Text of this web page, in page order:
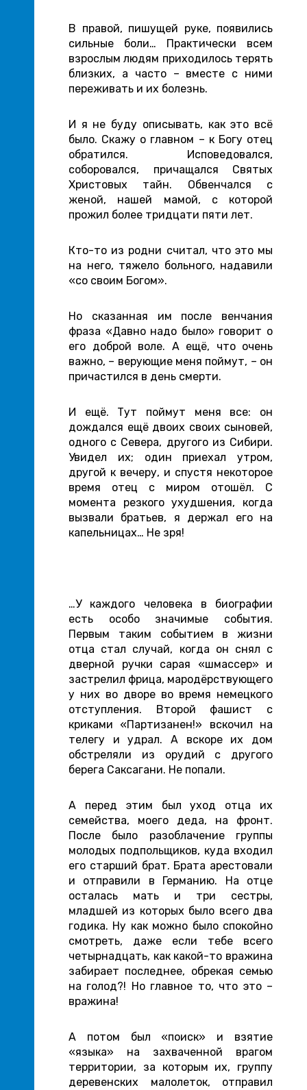
В правой, пишущей руке, появились
сильные боли… Практически всем
взрослым людям приходилось терять
близких, а часто – вместе с ними
переживать и их болезнь.
И я не буду описывать, как это всё
было. Скажу о главном – к Богу отец
обратился. Исповедовался,
соборовался, причащался Святых
Христовых тайн. Обвенчался с
женой, нашей мамой, с которой
прожил более тридцати пяти лет.
Кто-то из родни считал, что это мы
на него, тяжело больного, надавили
«со своим Богом».
Но сказанная им после венчания
фраза «Давно надо было» говорит о
его доброй воле. А ещё, что очень
важно, – верующие меня поймут, – он
причастился в день смерти.
И ещё. Тут поймут меня все: он
дождался ещё двоих своих сыновей,
одного с Севера, другого из Сибири.
Увидел их; один приехал утром,
другой к вечеру, и спустя некоторое
время отец с миром отошёл. С
момента резкого ухудшения, когда
вызвали братьев, я держал его на
капельницах… Не зря!
…У каждого человека в биографии
есть особо значимые события.
Первым таким событием в жизни
отца стал случай, когда он снял с
дверной ручки сарая «шмассер» и
застрелил фрица, мародёрствующего
у них во дворе во время немецкого
отступления. Второй фашист с
криками «Партизанен!» вскочил на
телегу и удрал. А вскоре их дом
обстреляли из орудий с другого
берега Саксагани. Не попали.
А перед этим был уход отца их
семейства, моего деда, на фронт.
После было разоблачение группы
молодых подпольщиков, куда входил
его старший брат. Брата арестовали
и отправили в Германию. На отце
осталась мать и три сестры,
младшей из которых было всего два
годика. Ну как можно было спокойно
смотреть, даже если тебе всего
четырнадцать, как какой-то вражина
забирает последнее, обрекая семью
на голод?! Но главное то, что это –
вражина!
А потом был «поиск» и взятие
«языка» на захваченной врагом
территории, за которым их, группу
деревенских малолеток, отправил